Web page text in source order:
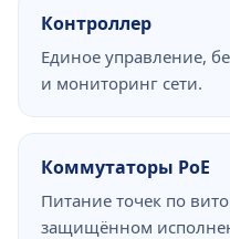
Контроллер
Единое управление,
и мониторинг сети.
Коммутаторы PoE
Питание точек по
защищённом